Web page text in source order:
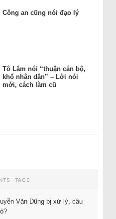
Công an cũng nói đạo lý
Tô Lâm nói “thuận cán bộ,
khổ nhân dân” – Lời nói
mới, cách làm cũ
TAGS
Văn Dũng bị xử lý, câu